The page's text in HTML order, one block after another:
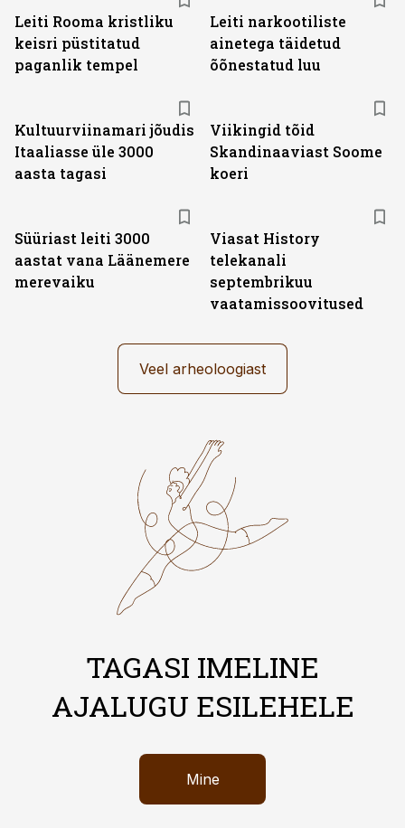
Leiti Rooma kristliku
keisri püstitatud
paganlik tempel
Leiti narkootiliste
ainetega täidetud
õõnestatud luu
Kultuurviinamari jõudis
Itaaliasse üle 3000
aasta tagasi
Viikingid tõid
Skandinaaviast Soome
koeri
Süüriast leiti 3000
aastat vana Läänemere
merevaiku
Viasat History
telekanali
septembrikuu
vaatamissoovitused
Veel arheoloogiast
TAGASI IMELINE
AJALUGU ESILEHELE
Mine